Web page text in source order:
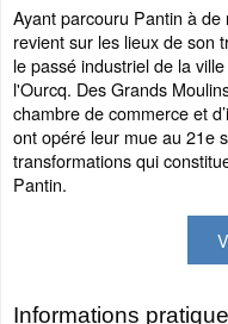
Ayant parcouru Pantin à
revient sur les lieux de son
le passé industriel de la
l'Ourcq. Des Grands
chambre de commerce et
ont opéré leur mue au 21e
transformations qui
Pantin.
Informations